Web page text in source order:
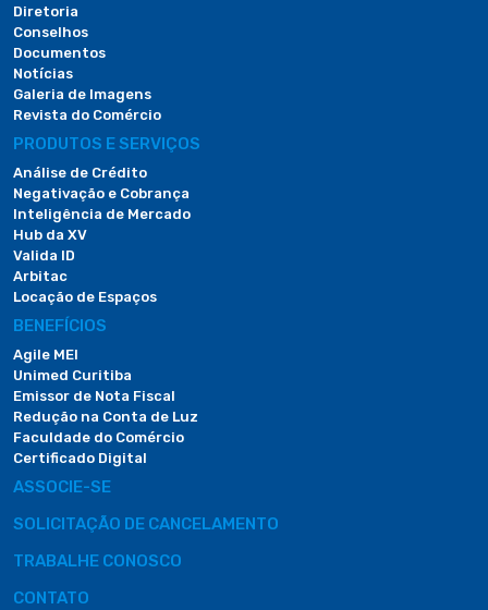
Diretoria
Conselhos
Documentos
Notícias
Galeria de Imagens
Revista do Comércio
PRODUTOS E SERVIÇOS
Análise de Crédito
Negativação e Cobrança
Inteligência de Mercado
Hub da XV
Valida ID
Arbitac
Locação de Espaços
BENEFÍCIOS
Agile MEI
Unimed Curitiba
Emissor de Nota Fiscal
Redução na Conta de Luz
Faculdade do Comércio
Certificado Digital
ASSOCIE-SE
SOLICITAÇÃO DE CANCELAMENTO
TRABALHE CONOSCO
CONTATO